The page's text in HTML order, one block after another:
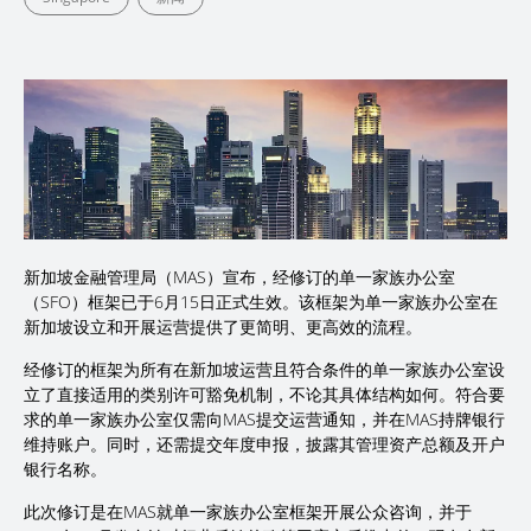
新加坡金融管理局（MAS）宣布，经修订的单一家族办公室
（SFO）框架已于6月15日正式生效。该框架为单一家族办公室在
新加坡设立和开展运营提供了更简明、更高效的流程。
经修订的框架为所有在新加坡运营且符合条件的单一家族办公室设
立了直接适用的类别许可豁免机制，不论其具体结构如何。符合要
求的单一家族办公室仅需向MAS提交运营通知，并在MAS持牌银行
维持账户。同时，还需提交年度申报，披露其管理资产总额及开户
银行名称。
此次修订是在MAS就单一家族办公室框架开展公众咨询，并于